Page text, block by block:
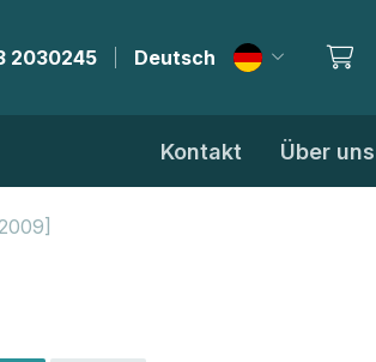
2030245 | Deutsch
Kontakt Über uns